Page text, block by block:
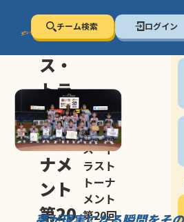
チーム検索 ログイン
セン
ス・
トラ
スト
トー
ナメ
ント
第20
セン
ス・ト
ラスト
トーナ
メント
第20回